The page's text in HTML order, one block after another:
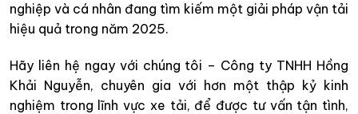
nghiệp và cá nhân đang tìm kiếm một giải pháp vận tải
hiệu quả trong năm 2025.
Hãy liên hệ ngay với chúng tôi – Công ty TNHH Hồng
Khải Nguyễn, chuyên gia với hơn một thập kỷ kinh
nghiệm trong lĩnh vực xe tải, để được tư vấn tận tình,